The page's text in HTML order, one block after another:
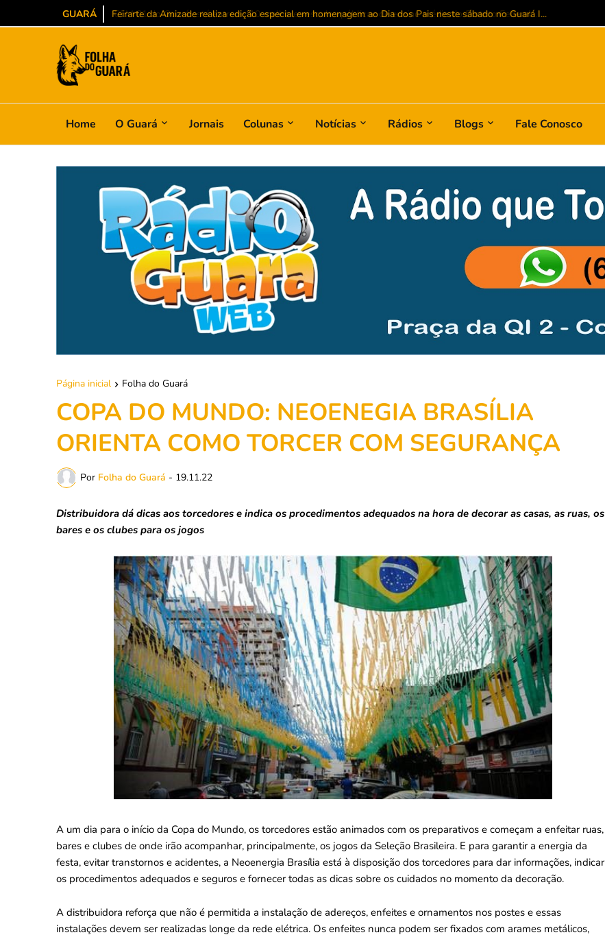
GUARÁ CEM 01 do Guará está entre as 10 melhores escolas públicas de ensino médio do Distrito Federal...
Home O Guará Jornais Colunas Notícias Rádios Blogs Fale Conosco
Página inicial Folha do Guará
COPA DO MUNDO: NEOENEGIA BRASÍLIA
ORIENTA COMO TORCER COM SEGURANÇA
Por Folha do Guará - 19.11.22
Distribuidora dá dicas aos torcedores e indica os procedimentos adequados na hora de decorar as casas, as ruas, os
bares e os clubes para os jogos
A um dia para o início da Copa do Mundo, os torcedores estão animados com os preparativos e começam a enfeitar ruas,
bares e clubes de onde irão acompanhar, principalmente, os jogos da Seleção Brasileira. E para garantir a energia da
festa, evitar transtornos e acidentes, a Neoenergia Brasília está à disposição dos torcedores para dar informações, indicar
os procedimentos adequados e seguros e fornecer todas as dicas sobre os cuidados no momento da decoração.
A distribuidora reforça que não é permitida a instalação de adereços, enfeites e ornamentos nos postes e essas
instalações devem ser realizadas longe da rede elétrica. Os enfeites nunca podem ser fixados com arames metálicos,